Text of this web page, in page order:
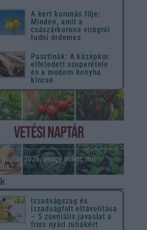
A kert koronás fője:
Minden, amit a
császárkorona virágról
tudni érdemes
Pasztinák: A középkor
elfeledett szuperétele
és a modern konyha
kincse
2026, avagy mikor, mit
Izzadságszag és
izzadságfolt eltávolítása
– 5 zseniális javaslat a
friss nyári ruhákért